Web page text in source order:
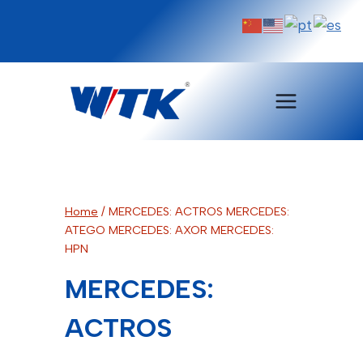
Home / MERCEDES: ACTROS MERCEDES:
ATEGO MERCEDES: AXOR MERCEDES:
HPN
MERCEDES:
ACTROS